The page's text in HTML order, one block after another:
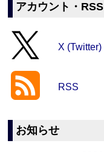
アカウント・RSS
X (Twitter)
RSS
お知らせ